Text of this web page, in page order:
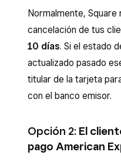
Normalmente,
cancelación de tus
10 días. Si el estado
actualizado pasado
titular de la tarjeta
con el banco emisor.
Opción 2: El
pago American